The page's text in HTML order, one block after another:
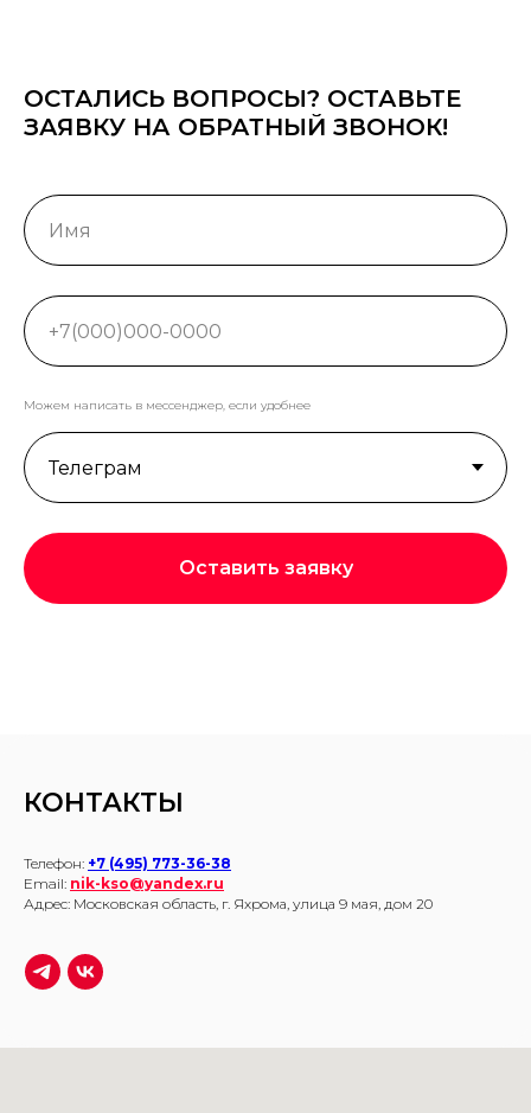
ОСТАЛИСЬ ВОПРОСЫ? ОСТАВЬТЕ
ЗАЯВКУ НА ОБРАТНЫЙ ЗВОНОК!
Можем написать в мессенджер, если удобнее
Оставить заявку
КОНТАКТЫ
Телефон: +7 (495) 773-36-38
Email: nik-kso@yandex.ru
Адрес: Московская область, г. Яхрома, улица 9 мая, дом 20